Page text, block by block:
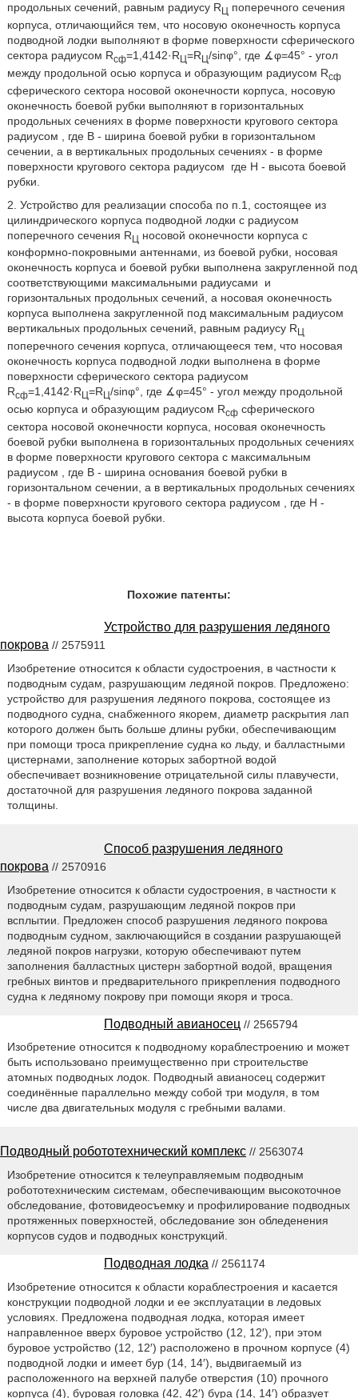
продольных сечений, равным радиусу RЦ поперечного сечения
корпуса, отличающийся тем, что носовую оконечность корпуса
подводной лодки выполняют в форме поверхности сферического
сектора радиусом Rсф=1,4142·RЦ=RЦ/sinφ°, где ∡φ=45° - угол
между продольной осью корпуса и образующим радиусом Rсф
сферического сектора носовой оконечности корпуса, носовую
оконечность боевой рубки выполняют в горизонтальных
продольных сечениях в форме поверхности кругового сектора
радиусом
, где В - ширина боевой рубки в горизонтальном
сечении, а в вертикальных продольных сечениях - в форме
поверхности кругового сектора радиусом
где Н - высота боевой
рубки.
2. Устройство для реализации способа по п.1, состоящее из
цилиндрического корпуса подводной лодки с радиусом
поперечного сечения RЦ носовой оконечности корпуса с
конформно-покровными антеннами, из боевой рубки, носовая
оконечность корпуса и боевой рубки выполнена закругленной под
соответствующими максимальными радиусами
и
горизонтальных продольных сечений, а носовая оконечность
корпуса выполнена закругленной под максимальным радиусом
вертикальных продольных сечений, равным радиусу RЦ
поперечного сечения корпуса, отличающееся тем, что носовая
оконечность корпуса подводной лодки выполнена в форме
поверхности сферического сектора радиусом
Rсф=1,4142·RЦ=RЦ/sinφ°, где ∡φ=45° - угол между продольной
осью корпуса и образующим радиусом Rсф сферического
сектора носовой оконечности корпуса, носовая оконечность
боевой рубки выполнена в горизонтальных продольных сечениях
в форме поверхности кругового сектора с максимальным
радиусом
, где В - ширина основания боевой рубки в
горизонтальном сечении, а в вертикальных продольных сечениях
- в форме поверхности кругового сектора радиусом
, где Н -
высота корпуса боевой рубки.
Похожие патенты:
Устройство для разрушения ледяного
покрова // 2575911
Изобретение относится к области судостроения, в частности к
подводным судам, разрушающим ледяной покров. Предложено:
устройство для разрушения ледяного покрова, состоящее из
подводного судна, снабженного якорем, диаметр раскрытия лап
которого должен быть больше длины рубки, обеспечивающим
при помощи троса прикрепление судна ко льду, и балластными
цистернами, заполнение которых забортной водой
обеспечивает возникновение отрицательной силы плавучести,
достаточной для разрушения ледяного покрова заданной
толщины.
Способ разрушения ледяного
покрова // 2570916
Изобретение относится к области судостроения, в частности к
подводным судам, разрушающим ледяной покров при
всплытии. Предложен способ разрушения ледяного покрова
подводным судном, заключающийся в создании разрушающей
ледяной покров нагрузки, которую обеспечивают путем
заполнения балластных цистерн забортной водой, вращения
гребных винтов и предварительного прикрепления подводного
судна к ледяному покрову при помощи якоря и троса.
Подводный авианосец // 2565794
Изобретение относится к подводному кораблестроению и может
быть использовано преимущественно при строительстве
атомных подводных лодок. Подводный авианосец содержит
соединённые параллельно между собой три модуля, в том
числе два двигательных модуля с гребными валами.
Подводный робототехнический комплекс // 2563074
Изобретение относится к телеуправляемым подводным
робототехническим системам, обеспечивающим высокоточное
обследование, фотовидеосъемку и профилирование подводных
протяженных поверхностей, обследование зон обледенения
корпусов судов и подводных конструкций.
Подводная лодка // 2561174
Изобретение относится к области кораблестроения и касается
конструкции подводной лодки и ее эксплуатации в ледовых
условиях. Предложена подводная лодка, которая имеет
направленное вверх буровое устройство (12, 12′), при этом
буровое устройство (12, 12′) расположено в прочном корпусе (4)
подводной лодки и имеет бур (14, 14′), выдвигаемый из
расположенного на верхней палубе отверстия (10) прочного
корпуса (4), буровая головка (42, 42′) бура (14, 14′) образует